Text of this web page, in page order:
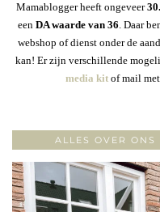
Mamablogger heeft ongeveer30
een DA waarde van 36. Daar
webshop of dienst onder de
kan! Er zijn verschillende
media kitof mail
ALLES OVER